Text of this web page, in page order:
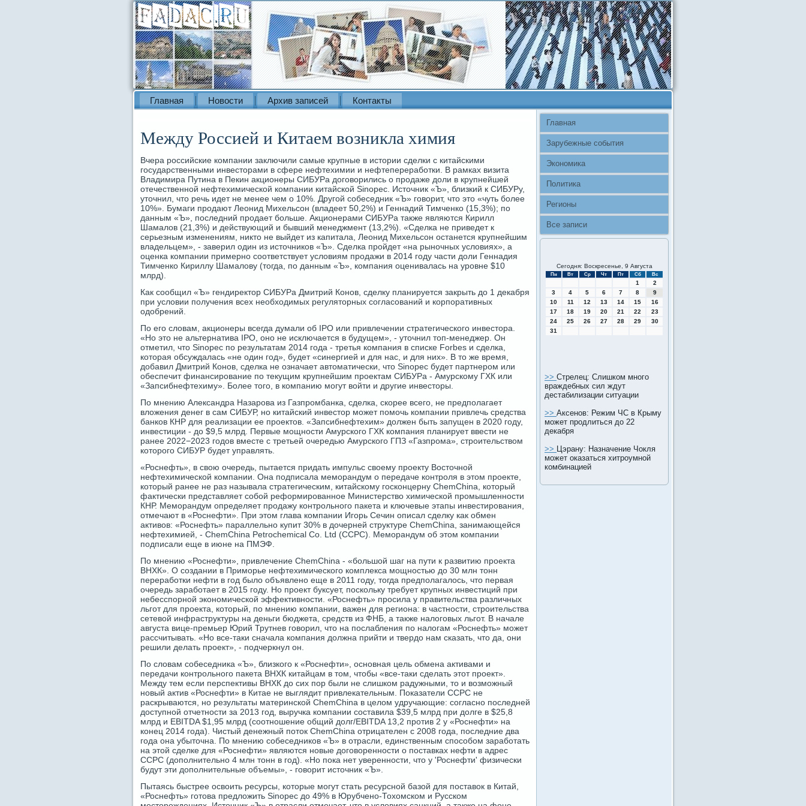
Главная Новости Архив записей Контакты
Между Россией и Китаем возникла химия
Вчера российские компании заключили самые крупные в истории сделки с китайскими
государственными инвесторами в сфере нефтехимии и нефтепереработки. В рамках визита
Владимира Путина в Пекин акционеры СИБУРа договорились о продаже доли в крупнейшей
отечественной нефтехимической компании китайской Sinopec. Источник «Ъ», близкий к СИБУРу,
уточнил, что речь идет не менее чем о 10%. Другой собеседник «Ъ» говорит, что это «чуть более
10%». Бумаги продают Леонид Михельсон (владеет 50,2%) и Геннадий Тимченко (15,3%); по
данным «Ъ», последний продает больше. Акционерами СИБУРа также являются Кирилл
Шамалов (21,3%) и действующий и бывший менеджмент (13,2%). «Сделка не приведет к
серьезным изменениям, никто не выйдет из капитала, Леонид Михельсон останется крупнейшим
владельцем», - заверил один из источников «Ъ». Сделка пройдет «на рыночных условиях», а
оценка компании примерно соответствует условиям продажи в 2014 году части доли Геннадия
Тимченко Кириллу Шамалову (тогда, по данным «Ъ», компания оценивалась на уровне $10
млрд).
Как сообщил «Ъ» гендиректор СИБУРа Дмитрий Конов, сделку планируется закрыть до 1 декабря
при условии получения всех необходимых регуляторных согласований и корпоративных
одобрений.
По его словам, акционеры всегда думали об IPO или привлечении стратегического инвестора.
«Но это не альтернатива IPO, оно не исключается в будущем», - уточнил топ-менеджер. Он
отметил, что Sinopec по результатам 2014 года - третья компания в списке Forbes и сделка,
которая обсуждалась «не один год», будет «синергией и для нас, и для них». В то же время,
добавил Дмитрий Конов, сделка не означает автоматически, что Sinopec будет партнером или
обеспечит финансирование по текущим крупнейшим проектам СИБУРа - Амурскому ГХК или
«Запсибнефтехиму». Более того, в компанию могут войти и другие инвесторы.
По мнению Александра Назарова из Газпромбанка, сделка, скорее всего, не предполагает
вложения денег в сам СИБУР, но китайский инвестор может помочь компании привлечь средства
банков КНР для реализации ее проектов. «Запсибнефтехим» должен быть запущен в 2020 году,
инвестиции - до $9,5 млрд. Первые мощности Амурского ГХК компания планирует ввести не
ранее 2022−2023 годов вместе с третьей очередью Амурского ГПЗ «Газпрома», строительством
которого СИБУР будет управлять.
«Роснефть», в свою очередь, пытается придать импульс своему проекту Восточной
нефтехимической компании. Она подписала меморандум о передаче контроля в этом проекте,
который ранее не раз называла стратегическим, китайскому госконцерну ChemChina, который
фактически представляет собой реформированное Министерство химической промышленности
КНР. Меморандум определяет продажу контрольного пакета и ключевые этапы инвестирования,
отмечают в «Роснефти». При этом глава компании Игорь Сечин описал сделку как обмен
активов: «Роснефть» параллельно купит 30% в дочерней структуре ChemChina, занимающейся
нефтехимией, - ChemChina Petrochemical Co. Ltd (CCPC). Меморандум об этом компании
подписали еще в июне на ПМЭФ.
По мнению «Роснефти», привлечение ChemChina - «большой шаг на пути к развитию проекта
ВНХК». О создании в Приморье нефтехимического комплекса мощностью до 30 млн тонн
переработки нефти в год было объявлено еще в 2011 году, тогда предполагалось, что первая
очередь заработает в 2015 году. Но проект буксует, поскольку требует крупных инвестиций при
небесспорной экономической эффективности. «Роснефть» просила у правительства различных
льгот для проекта, который, по мнению компании, важен для региона: в частности, строительства
сетевой инфраструктуры на деньги бюджета, средств из ФНБ, а также налоговых льгот. В начале
августа вице-премьер Юрий Трутнев говорил, что на послабления по налогам «Роснефть» может
рассчитывать. «Но все-таки сначала компания должна прийти и твердо нам сказать, что да, они
решили делать проект», - подчеркнул он.
По словам собеседника «Ъ», близкого к «Роснефти», основная цель обмена активами и
передачи контрольного пакета ВНХК китайцам в том, чтобы «все-таки сделать этот проект».
Между тем если перспективы ВНХК до сих пор были не слишком радужными, то и возможный
новый актив «Роснефти» в Китае не выглядит привлекательным. Показатели CCPC не
раскрываются, но результаты материнской ChemChina в целом удручающие: согласно последней
доступной отчетности за 2013 год, выручка компании составила $39,5 млрд при долге в $25,8
млрд и EBITDA $1,95 млрд (соотношение общий долг/EBITDA 13,2 против 2 у «Роснефти» на
конец 2014 года). Чистый денежный поток ChemChina отрицателен с 2008 года, последние два
года она убыточна. По мнению собеседников «Ъ» в отрасли, единственным способом заработать
на этой сделке для «Роснефти» являются новые договоренности о поставках нефти в адрес
CCPC (дополнительно 4 млн тонн в год). «Но пока нет уверенности, что у 'Роснефти' физически
будут эти дополнительные объемы», - говорит источник «Ъ».
Пытаясь быстрее освоить ресурсы, которые могут стать ресурсной базой для поставок в Китай,
«Роснефть» готова предложить Sinopec до 49% в Юрубчено-Тохомском и Русском
Главная
Зарубежные события
Экономика
Политика
Регионы
Все записи
Сегодня: Воскресенье, 9 Августа
Пн Вт Ср Чт Пт Сб Вс
1
2
3
4 5 6 7 8
9
10
11 12 13 14 15
16
17
18 19 20 21 22
23
24
25 26 27 28 29
30
31
>> Стрелец: Слишком много
враждебных сил ждут
дестабилизации ситуации
>> Аксенов: Режим ЧС в Крыму
может продлиться до 22
декабря
>> Цэрану: Назначение Чокля
может оказаться хитроумной
комбинацией